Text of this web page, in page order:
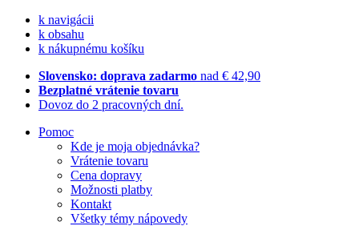
k navigácii
k obsahu
k nákupnému košíku
Slovensko: doprava zadarmo nad € 42,90
Bezplatné vrátenie tovaru
Dovoz do 2 pracovných dní.
Pomoc
Kde je moja objednávka?
Vrátenie tovaru
Cena dopravy
Možnosti platby
Kontakt
Všetky témy nápovedy